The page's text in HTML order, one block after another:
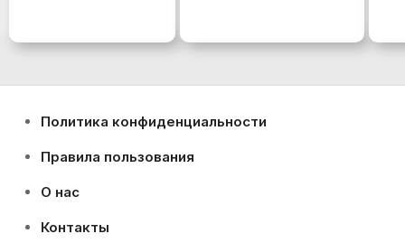
Политика конфиденциальности
Правила пользования
О нас
Контакты